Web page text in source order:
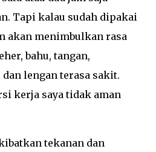
Tapi kalau sudah dipakai
akan menimbulkan rasa
bahu, tangan,
lengan terasa sakit.
kerja saya tidak aman
tekanan dan